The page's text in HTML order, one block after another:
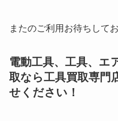
またのご利用お待ちしてお
電動工具、工具、エ
取なら工具買取専門
せください！